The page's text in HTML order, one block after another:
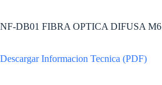
NF-DB01 FIBRA OPTICA DIFUSA M6
Descargar Informacion Tecnica (PDF)